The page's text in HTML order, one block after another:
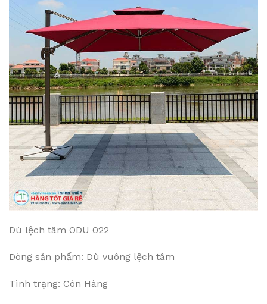
Dù lệch tâm ODU 022
Dòng sản phẩm: Dù vuông lệch tâm
Tình trạng: Còn Hàng